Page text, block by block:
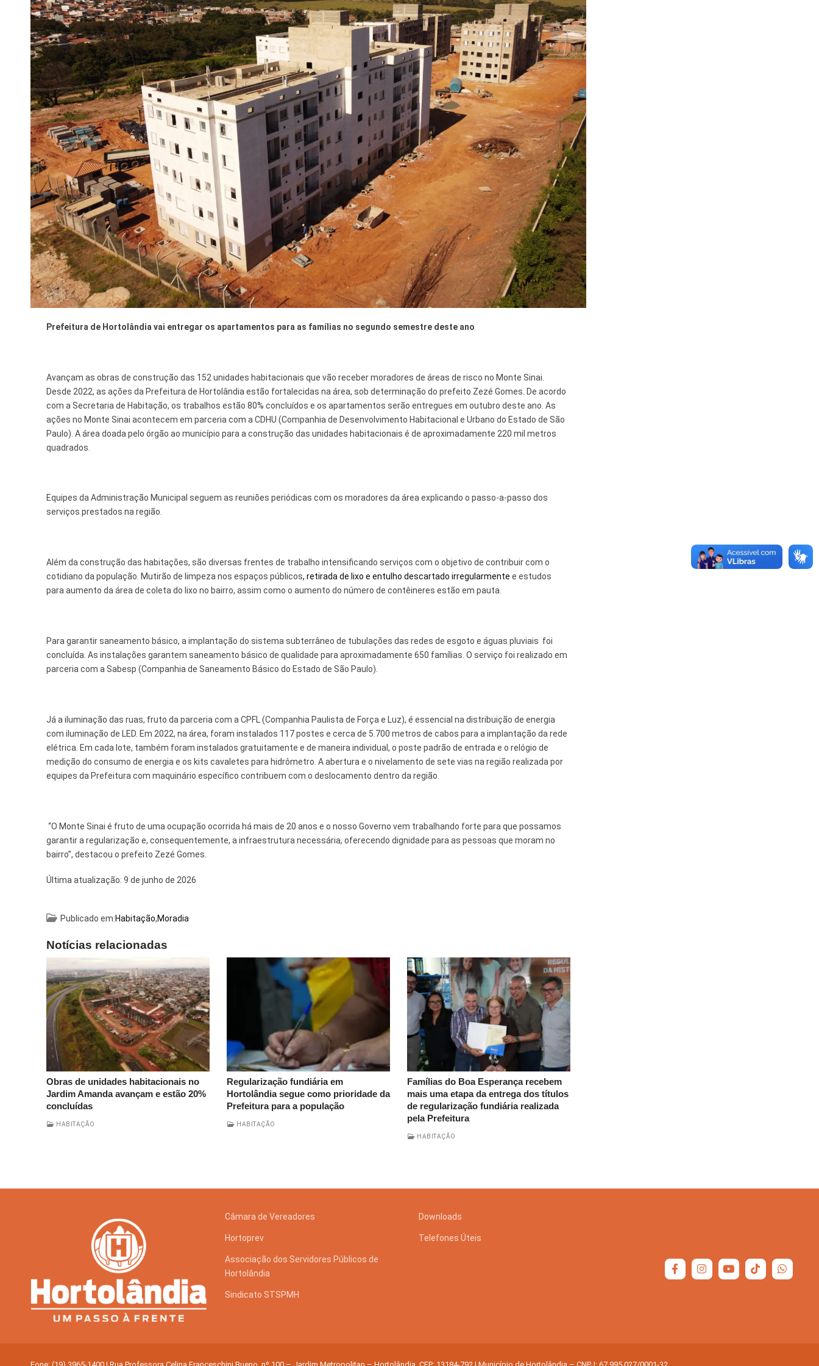
Finanças
Governo
Habitação
Inclusão e Desenvolvimento Social
Meio Ambiente, Desenvolvimento Sustentável e Assuntos Climáticos
Mobilidade Urbana
Obras
Planejamento Urbano e Gestão Estratégica
Saúde
Segurança Pública
Serviços Urbanos
Tecnologia e Inovação
Prefeitura de Hortolândia vai entregar os apartamentos para as famílias no segundo semestre deste ano
Avançam as obras de construção das 152 unidades habitacionais que vão receber moradores de áreas de risco no Monte Sinai.
Desde 2022, as ações da Prefeitura de Hortolândia estão fortalecidas na área, sob determinação do prefeito Zezé Gomes. De acordo
com a Secretaria de Habitação, os trabalhos estão 80% concluídos e os apartamentos serão entregues em outubro deste ano. As
ações no Monte Sinai acontecem em parceria com a CDHU (Companhia de Desenvolvimento Habitacional e Urbano do Estado de São
Paulo). A área doada pelo órgão ao município para a construção das unidades habitacionais é de aproximadamente 220 mil metros
quadrados.
Equipes da Administração Municipal seguem as reuniões periódicas com os moradores da área explicando o passo-a-passo dos
serviços prestados na região.
Além da construção das habitações, são diversas frentes de trabalho intensificando serviços com o objetivo de contribuir com o
cotidiano da população. Mutirão de limpeza nos espaços públicos, retirada de lixo e entulho descartado irregularmente e estudos
para aumento da área de coleta do lixo no bairro, assim como o aumento do número de contêineres estão em pauta.
Para garantir saneamento básico, a implantação do sistema subterrâneo de tubulações das redes de esgoto e águas pluviais foi
concluída. As instalações garantem saneamento básico de qualidade para aproximadamente 650 famílias. O serviço foi realizado em
parceria com a Sabesp (Companhia de Saneamento Básico do Estado de São Paulo).
Já a iluminação das ruas, fruto da parceria com a CPFL (Companhia Paulista de Força e Luz), é essencial na distribuição de energia
com iluminação de LED. Em 2022, na área, foram instalados 117 postes e cerca de 5.700 metros de cabos para a implantação da rede
elétrica. Em cada lote, também foram instalados gratuitamente e de maneira individual, o poste padrão de entrada e o relógio de
medição do consumo de energia e os kits cavaletes para hidrômetro. A abertura e o nivelamento de sete vias na região realizada por
equipes da Prefeitura com maquinário específico contribuem com o deslocamento dentro da região.
“O Monte Sinai é fruto de uma ocupação ocorrida há mais de 20 anos e o nosso Governo vem trabalhando forte para que possamos
garantir a regularização e, consequentemente, a infraestrutura necessária, oferecendo dignidade para as pessoas que moram no
bairro”, destacou o prefeito Zezé Gomes.
Última atualização: 9 de junho de 2026
Publicado em:Habitação,Moradia
Notícias relacionadas
Obras de unidades habitacionais no
Jardim Amanda avançam e estão 20%
concluídas
HABITAÇÃO
Regularização fundiária em
Hortolândia segue como prioridade da
Prefeitura para a população
HABITAÇÃO
Famílias do Boa Esperança recebem
mais uma etapa da entrega dos títulos
de regularização fundiária realizada
pela Prefeitura
HABITAÇÃO
Câmara de Vereadores
Hortoprev
Associação dos Servidores Públicos de
Hortolândia
Sindicato STSPMH
Downloads
Telefones Úteis